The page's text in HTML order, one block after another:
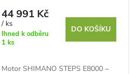
44 991 Kč
/ ks
Ihned k odběru
1 ks
DO KOŠÍKU
Motor SHIMANO STEPS E8000 –